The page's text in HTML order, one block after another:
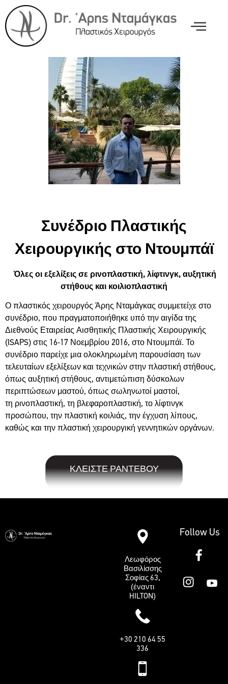
Συνέδριο Πλαστικής
Χειρουργικής στο Ντουμπάϊ
Όλες οι εξελίξεις σε ρινοπλαστική, λίφτινγκ, αυξητική
στήθους και κοιλιοπλαστική
Ο πλαστικός χειρουργός Άρης Νταμάγκας συμμετείχε στο
συνέδριο, που πραγματοποιήθηκε υπό την αιγίδα της
Διεθνούς Εταιρείας Αισθητικής Πλαστικής Χειρουργικής
(ISAPS) στις 16-17 Νοεμβρίου 2016, στο Ντουμπάϊ. Το
συνέδριο παρείχε μια ολοκληρωμένη παρουσίαση των
τελευταίων εξελίξεων και τεχνικών στην πλαστική στήθους,
όπως αυξητική στήθους, αντιμετώπιση δύσκολων
περιπτώσεων μαστού, όπως σωληνωτοί μαστοί,
τη ρινοπλαστική, τη βλεφαροπλαστική, το λίφτινγκ
προσώπου, την πλαστική κοιλιάς, την έγχυση λίπους,
καθώς και την πλαστική χειρουργική γεννητικών οργάνων.
ΚΛΕΙΣΤΕ ΡΑΝΤΕΒΟΥ
Λεωφόρος
Βασιλίσσης
Σοφίας 63,
(έναντι
HILTON)
+30 210 64 55
336
Follow Us